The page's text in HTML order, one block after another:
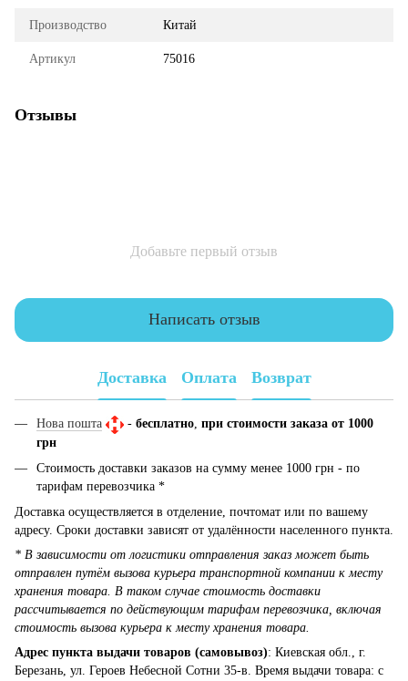
Производство Китай
Артикул 75016
Отзывы
Добавьте первый отзыв
Написать отзыв
Доставка Оплата Возврат
Нова пошта - бесплатно при стоимости заказа от 1000
грн
Стоимость доставки заказов на сумму менее 1000 грн - по
тарифам перевозчика *
Доставка осуществляется в отделение, почтомат или по вашему
адресу. Сроки доставки зависят от удалённости населенного пункта.
* В зависимости от логистики отправления заказ может быть
отправлен путём вызова курьера транспортной компании к месту
хранения товара. В таком случае стоимость доставки
рассчитывается по действующим тарифам перевозчика, включая
стоимость вызова курьера к месту хранения товара.
Адрес пункта выдачи товаров (самовывоз): Киевская обл., г.
Березань, ул. Героев Небесной Сотни 35-в. Время выдачи товара: с